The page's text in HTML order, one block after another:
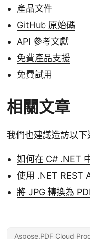
產品文件
GitHub 原始碼
API 參考文獻
免費產品支援
免費試用
相關文章
我們也建議造訪以下
如何在 C# .NET
使用 .NET REST
將 JPG 轉換為
Aspose.PDF Cloud